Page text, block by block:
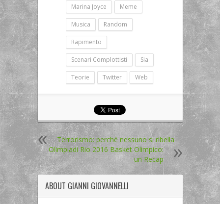
Marina Joyce Meme
Musica Random
Rapimento
Scenari Complottisti Sia
Teorie Twitter Web
Terrorismo: perché nessuno si ribella
Olimpiadi Rio 2016 Basket Olimpico:
un Recap
ABOUT GIANNI GIOVANNELLI